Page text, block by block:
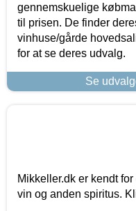
gennemskuelige
til prisen. De finder
vinhuse/gårde
for at se deres udvalg.
Se
Mikkeller.dk er kendt
vin og anden spiritus.